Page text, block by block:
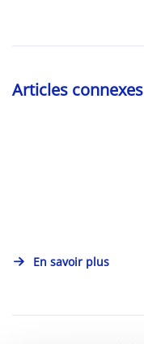
Articles connexes
En savoir plus